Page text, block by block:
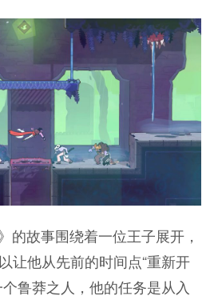
的故事围绕着一位王子展开，
让他从先前的时间点“重新开
鲁莽之人，他的任务是从入